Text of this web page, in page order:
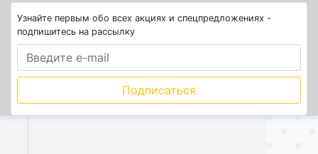
Узнайте первым обо всех акциях и спецпредложениях -
подпишитесь на рассылку